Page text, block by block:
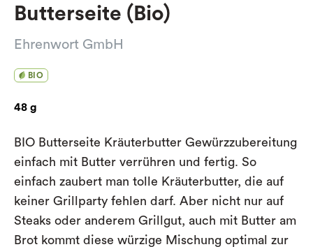
Butterseite (Bio)
Ehrenwort GmbH
BIO
48 g
BIO Butterseite Kräuterbutter Gewürzzubereitung
einfach mit Butter verrühren und fertig. So
einfach zaubert man tolle Kräuterbutter, die auf
keiner Grillparty fehlen darf. Aber nicht nur auf
Steaks oder anderem Grillgut, auch mit Butter am
Brot kommt diese würzige Mischung optimal zur